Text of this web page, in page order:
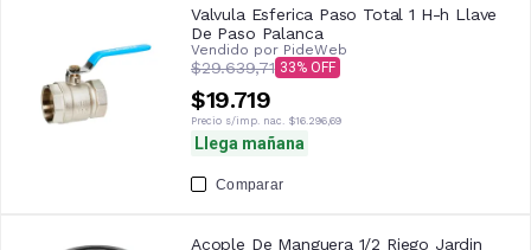
Valvula Esferica Paso Total 1 H-h Llave
De Paso Palanca
Vendido por PideWeb
$29.639,71 33
$19.719
Precio s/imp. nac. $16.296,69
Llega mañana
Comparar
Acople De Manguera 1/2 Riego Jardin